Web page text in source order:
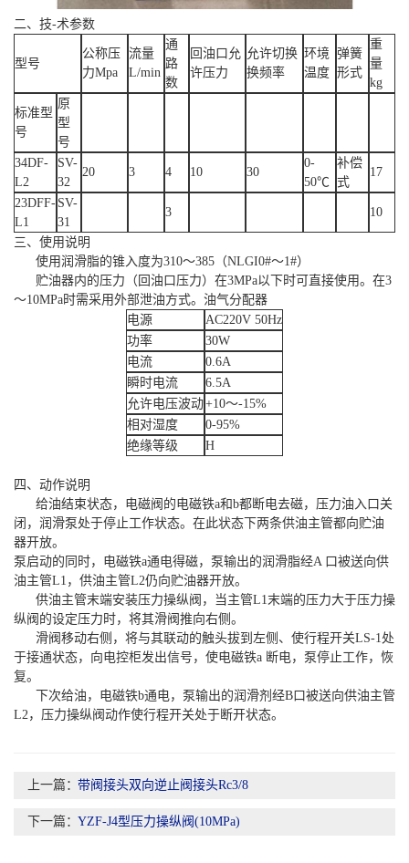
二、技-术参数
型号
公称压
力Mpa
流量
L/min
通
路
数
回油口允
许压力
允许切换
换频率
环境
温度
弹簧
形式
重
量
kg
标准型
号
原
型
号
34DF-
L2
SV-
32
20 3 4 10 30
0-
50℃
补偿
式
17
23DFF-
L1
SV-
31
3 10
三、使用说明
使用润滑脂的锥入度为310～385（NLGI0#～1#）
贮油器内的压力（回油口压力）在3MPa以下时可直接使用。在3
～10MPa时需采用外部泄油方式。油气分配器
电源
AC220V 50Hz
功率
30W
电流
0.6A
瞬时电流
6.5A
允许电压波动+10～-15%
相对湿度
0-95%
绝缘等级
H
四、动作说明
给油结束状态，电磁阀的电磁铁a和b都断电去磁，压力油入口关
闭，润滑泵处于停止工作状态。在此状态下两条供油主管都向贮油
器开放。
泵启动的同时，电磁铁a通电得磁，泵输出的润滑脂经A 口被送向供
油主管L1，供油主管L2仍向贮油器开放。
供油主管末端安装压力操纵阀，当主管L1末端的压力大于压力操
纵阀的设定压力时，将其滑阀推向右侧。
滑阀移动右侧，将与其联动的触头拔到左侧、使行程开关LS-1处
于接通状态，向电控柜发出信号，使电磁铁a 断电，泵停止工作，恢
复。
下次给油，电磁铁b通电，泵输出的润滑剂经B口被送向供油主管
L2，压力操纵阀动作使行程开关处于断开状态。
上一篇：带阀接头双向逆止阀接头Rc3/8
下一篇：YZF-J4型压力操纵阀(10MPa)